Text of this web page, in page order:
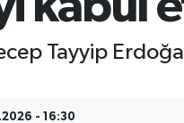
Tayyip
- 16:30